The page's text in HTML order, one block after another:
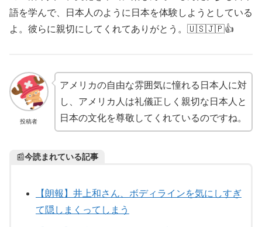
語を学んで、日本人のように日本を体験しようとしている
よ。彼らに親切にしてくれてありがとう。🇺🇸🇯🇵👍
投稿者
アメリカの自由な雰囲気に憧れる日本人に対
し、アメリカ人は礼儀正しく親切な日本人と
日本の文化を尊敬してくれているのですね。
📰今読まれている記事
【朗報】井上和さん、ボディラインを気にしすぎ
て隠しまくってしまう